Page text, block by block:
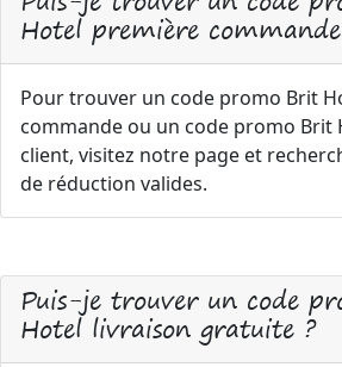
Hotel première
Pour trouver un code promo Brit
commande ou un code promo Brit
client, visitez notre page et
de réduction valides.
Puis-je trouver un code
Hotel livraison gratuite ?